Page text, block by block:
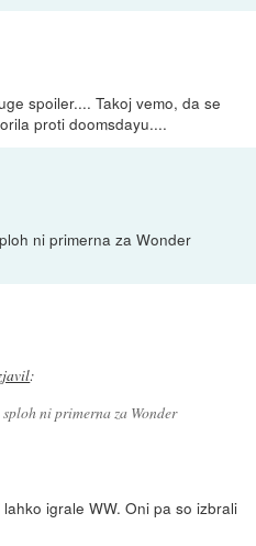
spoiler.... Takoj vemo, da se
proti doomsdayu....
ni primerna za Wonder
:
ni primerna za Wonder
igrale WW. Oni pa so izbrali